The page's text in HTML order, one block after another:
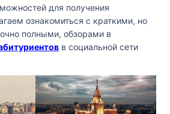
для получения
ознакомиться с краткими, но
полными, обзорами в
в социальной сети